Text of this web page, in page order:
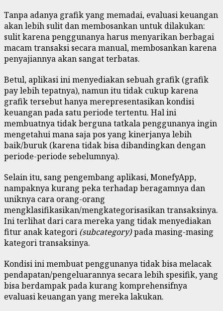
Tanpa adanya grafik yang memadai, evaluasi keuangan
akan lebih sulit dan membosankan untuk dilakukan:
sulit karena penggunanya harus menyarikan berbagai
macam transaksi secara manual, membosankan karena
penyajiannya akan sangat terbatas.
Betul, aplikasi ini menyediakan sebuah grafik (grafik
pay lebih tepatnya), namun itu tidak cukup karena
grafik tersebut hanya merepresentasikan kondisi
keuangan pada satu periode tertentu. Hal ini
membuatnya tidak berguna tatkala penggunanya ingin
mengetahui mana saja pos yang kinerjanya lebih
baik/buruk (karena tidak bisa dibandingkan dengan
periode-periode sebelumnya).
Selain itu, sang pengembang aplikasi, MonefyApp,
nampaknya kurang peka terhadap beragamnya dan
uniknya cara orang-orang
mengklasifikasikan/mengkategorisasikan transaksinya.
Ini terlihat dari cara mereka yang tidak menyediakan
fitur anak kategori (subcategory)pada masing-masing
kategori transaksinya.
Kondisi ini membuat penggunanya tidak bisa melacak
pendapatan/pengeluarannya secara lebih spesifik, yang
bisa berdampak pada kurang komprehensifnya
evaluasi keuangan yang mereka lakukan.